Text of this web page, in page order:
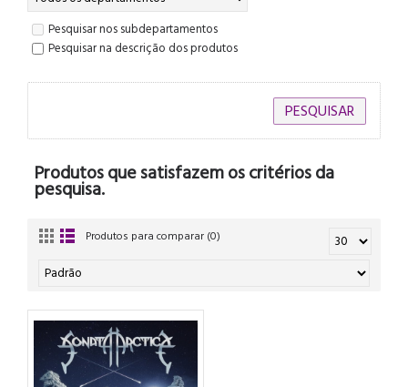
Pesquisar nos subdepartamentos
Pesquisar na descrição dos produtos
Produtos que satisfazem os critérios da
pesquisa.
Produtos para comparar (0)